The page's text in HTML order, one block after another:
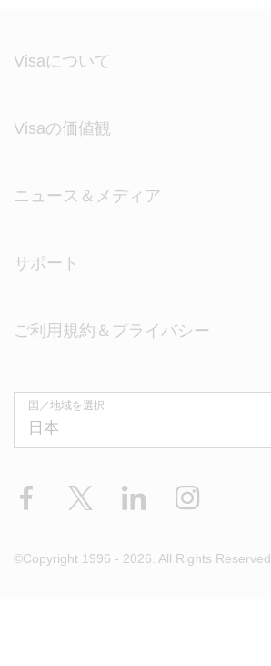
Visaについて
Visaの価値観
ニュース＆メディア
サポート
ご利用規約＆プライバシー
国／地域を選択
Facebook LinkedIn
©Copyright 1996 - 2026. All Rights Reserved.